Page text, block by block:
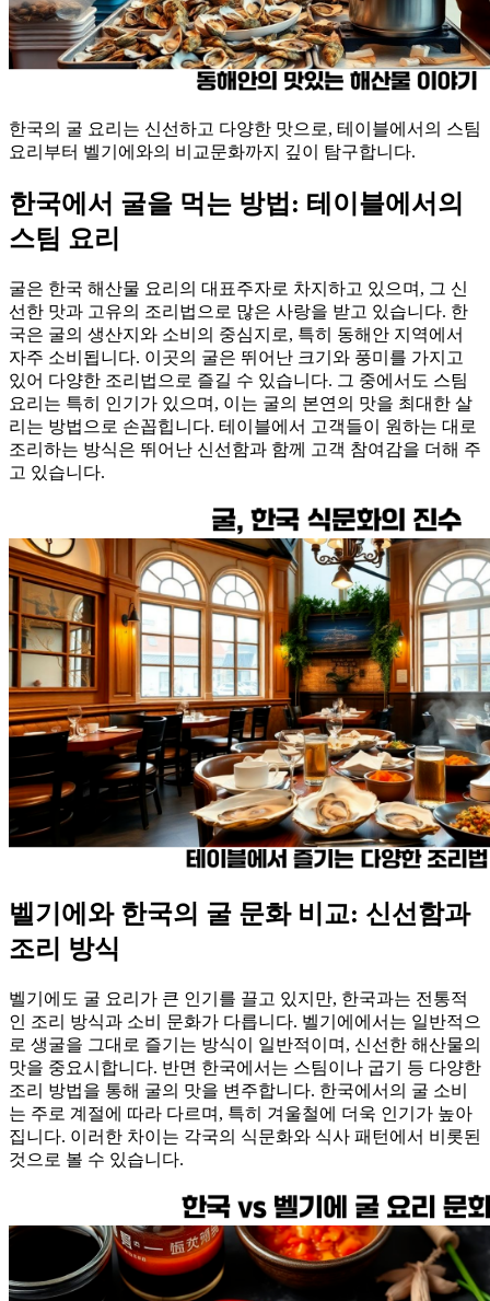
한국의 굴 요리는 신선하고 다양한 맛으로, 테이블에서의 스팀
요리부터 벨기에와의 비교문화까지 깊이 탐구합니다.
한국에서 굴을 먹는 방법: 테이블에서의
스팀 요리
굴은 한국 해산물 요리의 대표주자로 차지하고 있으며, 그 신
선한 맛과 고유의 조리법으로 많은 사랑을 받고 있습니다. 한
국은 굴의 생산지와 소비의 중심지로, 특히 동해안 지역에서
자주 소비됩니다. 이곳의 굴은 뛰어난 크기와 풍미를 가지고
있어 다양한 조리법으로 즐길 수 있습니다. 그 중에서도 스팀
요리는 특히 인기가 있으며, 이는 굴의 본연의 맛을 최대한 살
리는 방법으로 손꼽힙니다. 테이블에서 고객들이 원하는 대로
조리하는 방식은 뛰어난 신선함과 함께 고객 참여감을 더해 주
고 있습니다.
벨기에와 한국의 굴 문화 비교: 신선함과
조리 방식
벨기에도 굴 요리가 큰 인기를 끌고 있지만, 한국과는 전통적
인 조리 방식과 소비 문화가 다릅니다. 벨기에에서는 일반적으
로 생굴을 그대로 즐기는 방식이 일반적이며, 신선한 해산물의
맛을 중요시합니다. 반면 한국에서는 스팀이나 굽기 등 다양한
조리 방법을 통해 굴의 맛을 변주합니다. 한국에서의 굴 소비
는 주로 계절에 따라 다르며, 특히 겨울철에 더욱 인기가 높아
집니다. 이러한 차이는 각국의 식문화와 식사 패턴에서 비롯된
것으로 볼 수 있습니다.